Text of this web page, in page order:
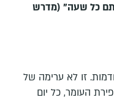
כל שעה" (מדרש
זו לא ערימה של
ספירת העומר, כל יום